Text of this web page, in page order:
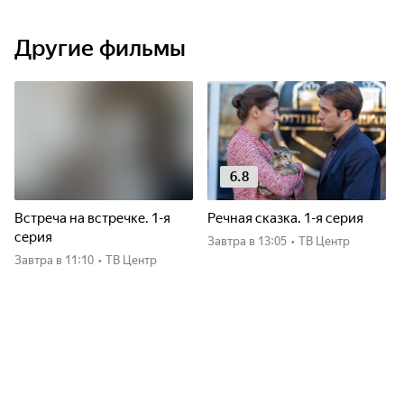
Другие фильмы
Встреча на встречке. 1-я
серия
Завтра в 11:10 • ТВ Центр
6.8
Речная сказка. 1-я серия
Завтра в 13:05 • ТВ Центр